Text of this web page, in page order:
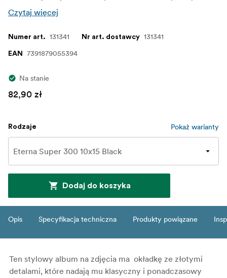
Czytaj więcej
Numer art. 131341 Nr art. dostawcy 131341
EAN 7391879055394
Na stanie
82,90 zł
Rodzaje Pokaż warianty
Dodaj do koszyka
Opis Specyfikacja techniczna Produkty powiązane
Ten stylowy album na zdjęcia ma okładkę ze złotymi
detalami, które nadają mu klasyczny i ponadczasowy